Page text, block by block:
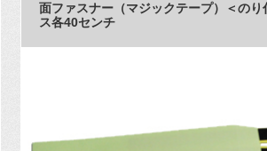
面ファスナー（マジックテープ）＜の
ス各40センチ